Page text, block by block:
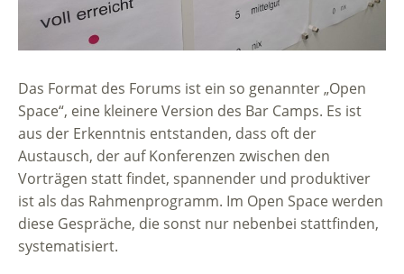
Das Format des Forums ist ein so genannter „Open
Space“, eine kleinere Version des Bar Camps. Es ist
aus der Erkenntnis entstanden, dass oft der
Austausch, der auf Konferenzen zwischen den
Vorträgen statt findet, spannender und produktiver
ist als das Rahmenprogramm. Im Open Space werden
diese Gespräche, die sonst nur nebenbei stattfinden,
systematisiert.